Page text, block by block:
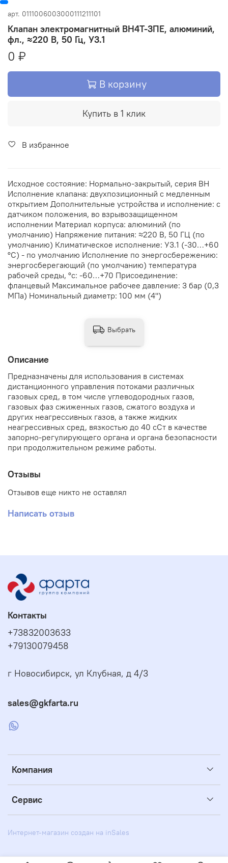
арт. 0111006003000111211101
Клапан электромагнитный ВН4Т-3ПЕ, алюминий,
фл., ≈220 В, 50 Гц, У3.1
0 ₽
В корзину
Купить в 1 клик
В избранное
Исходное состояние: Нормально-закрытый, серия ВН
Исполнение клапана: двухпозиционный с медленным
открытием Дополнительные устройства и исполнение: с
датчиком положения, во взрывозащищенном
исполнении Материал корпуса: алюминий (по
умолчанию) Напряжение питания: ≈220 В, 50 ГЦ (по
умолчанию) Климатическое исполнение: У3.1 (-30…+60
°С) - по умолчанию Исполнение по энергосбережению:
энергосберегающий (по умолчанию) температура
рабочей среды, °с: -60…+70 Присоединение:
фланцевый Максимальное рабочее давление: 3 бар (0,3
МПа) Номинальный диаметр: 100 мм (4")
Описание
Предназначены для использования в системах
дистанционного управления потоками различных
газовых сред, в том числе углеводородных газов,
газовых фаз сжиженных газов, сжатого воздуха и
других неагрессивных газов, а также жидких
неагрессивных сред, вязкостью до 40 сСт в качестве
запорно-регулирующего органа и органа безопасности
при продолжительном режиме работы.
Отзывы
Отзывов еще никто не оставлял
Написать отзыв
Выбрать
Компания
Сервис
Контакты
+73832003633
+79130079458
г Новосибирск, ул Клубная, д 4/3
sales@gkfarta.ru
Интернет-магазин создан на inSales